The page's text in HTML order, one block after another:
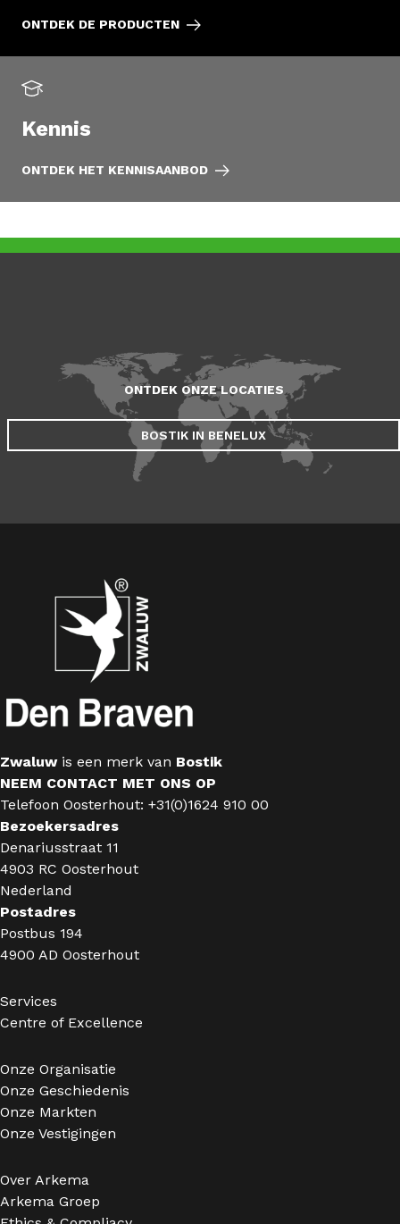
ONTDEK DE PRODUCTEN
Kennis
ONTDEK HET KENNISAANBOD
ONTDEK ONZE LOCATIES
BOSTIK IN BENELUX
Zwaluw is een merk van Bostik
NEEM CONTACT MET ONS OP
Telefoon Oosterhout: +31(0)1624 910 00
Bezoekersadres
Denariusstraat 11
4903 RC Oosterhout
Nederland
Postadres
Postbus 194
4900 AD Oosterhout
Services
Centre of Excellence
Onze Organisatie
Onze Geschiedenis
Onze Markten
Onze Vestigingen
Over Arkema
Arkema Groep